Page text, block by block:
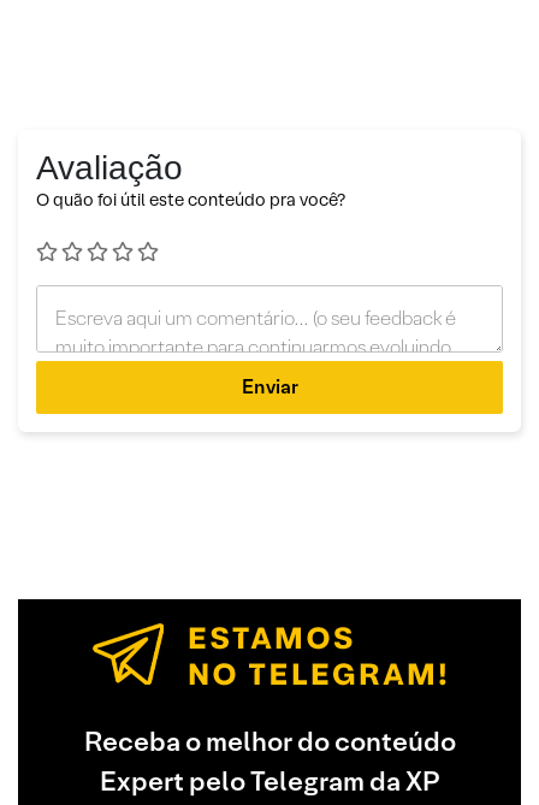
Avaliação
O quão foi útil este conteúdo pra você?
Enviar
Receba o melhor do conteúdo
Expert pelo Telegram da XP